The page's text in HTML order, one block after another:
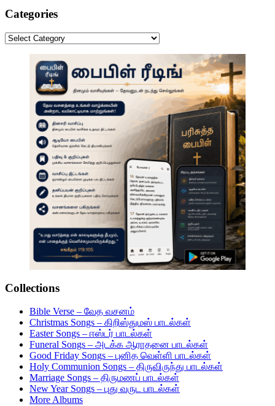
results
Categories
Categories
Collections
Bible Verse – வேத வசனம்
Christmas Songs – கிறிஸ்துமஸ் பாடல்கள்
Easter Songs – ஈஸ்டர் பாடல்கள்
Funeral Songs – அடக்க ஆராதனை பாடல்கள்
Good Friday Songs – புனித வெள்ளி பாடல்கள்
Holy Communion Songs – திருவிருந்து பாடல்கள்
Marriage Songs – திருமணப் பாடல்கள்
New Year Songs – புது வருட பாடல்கள்
More Albums